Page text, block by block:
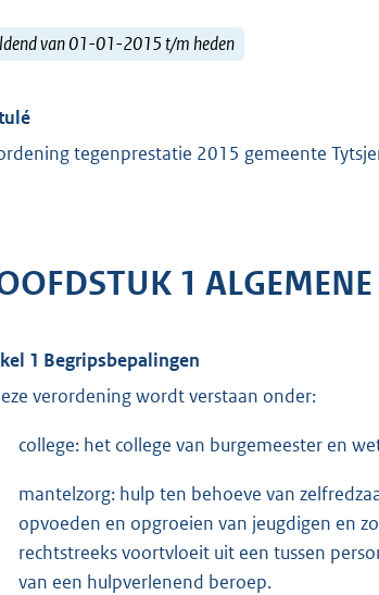
van 01-01-2015 t/m heden
tegenprestatie 2015 gemeente
1
1 Begripsbepalingen
verordening wordt verstaan onder:
college: het college van burgemeester en
mantelzorg: hulp ten behoeve van
opvoeden en opgroeien van jeugdigen en
rechtstreeks voortvloeit uit een tussen
van een hulpverlenend beroep.